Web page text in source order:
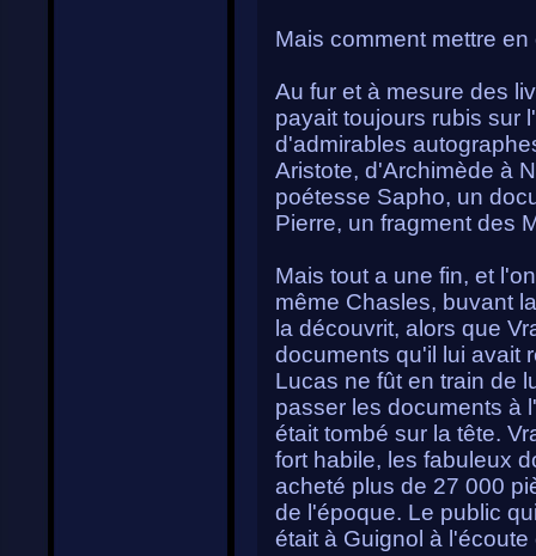
Mais comment mettre
Au fur et à mesure des
payait toujours rubis sur
d'admirables
Aristote, d'Archimède à
poétesse Sapho, un
Pierre, un fragment des
Mais tout a une fin, et
même Chasles, buvant
la découvrit, alors que
documents qu'il lui avait
Lucas ne fût en train de
passer les documents à
était tombé sur la tête.
fort habile, les fabuleux
acheté plus de 27 000
de l'époque. Le public
était à Guignol à